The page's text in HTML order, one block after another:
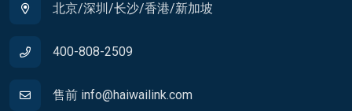
北京/深圳/长沙/香港/新加坡
400-808-2509
售前 info@haiwailink.com